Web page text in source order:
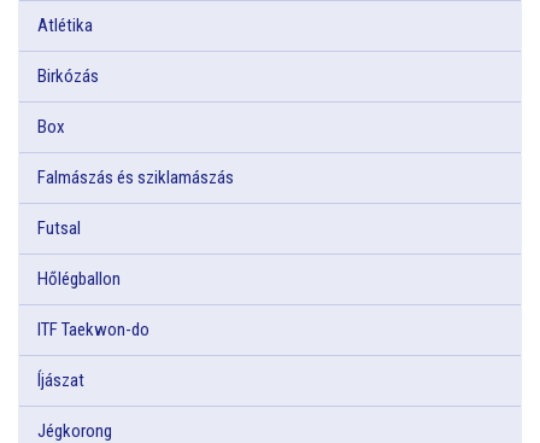
Atlétika
Birkózás
Box
Falmászás és sziklamászás
Futsal
Hőlégballon
ITF Taekwon-do
Íjászat
Jégkorong